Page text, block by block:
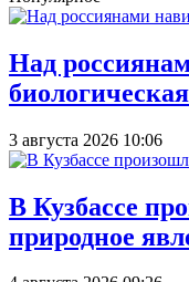
Над
3 августа 2026 10:06
В Кузбассе
природное